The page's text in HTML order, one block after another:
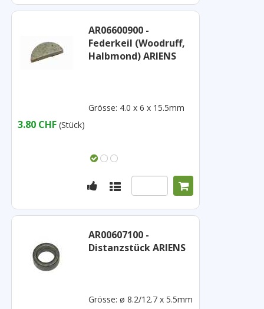
AR06600900 -
Federkeil (Woodruff,
Halbmond) ARIENS
Grösse: 4.0 x 6 x 15.5mm
3.80 CHF (Stück)
AR00607100 -
Distanzstück ARIENS
Grösse: ø 8.2/12.7 x 5.5mm